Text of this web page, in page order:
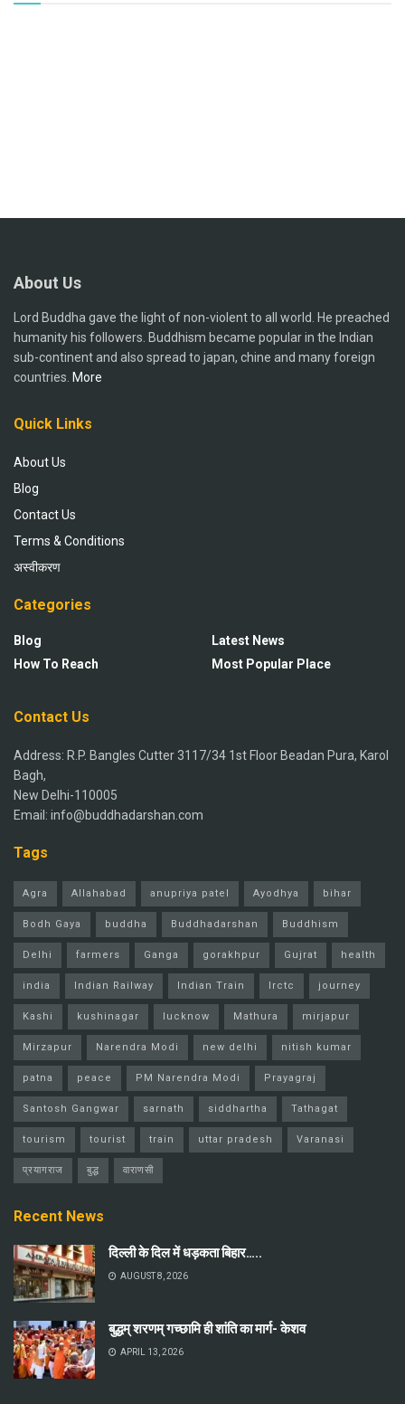
About Us
Lord Buddha gave the light of non-violent to all world. He preached
humanity his followers. Buddhism became popular in the Indian
sub-continent and also spread to japan, chine and many foreign
countries. More
Quick Links
About Us
Blog
Contact Us
Terms & Conditions
अस्वीकरण
Categories
Blog
How To Reach
Latest News
Most Popular Place
Contact Us
Address: R.P. Bangles Cutter 3117/34 1st Floor Beadan Pura, Karol
Bagh,
New Delhi-110005
Email: info@buddhadarshan.com
Tags
Agra Allahabad anupriya patel Ayodhya bihar
Bodh Gaya buddha Buddhadarshan Buddhism
Delhi farmers Ganga gorakhpur Gujrat health
india Indian Railway Indian Train Irctc journey
Kashi kushinagar lucknow Mathura mirjapur
Mirzapur Narendra Modi new delhi nitish kumar
patna peace PM Narendra Modi Prayagraj
Santosh Gangwar sarnath siddhartha Tathagat
tourism tourist train uttar pradesh Varanasi
प्रयागराज बुद्ध वाराणसी
Recent News
दिल्ली के दिल में धड़कता बिहार…..
AUGUST 8, 2026
बुद्धम् शरणम् गच्छामि ही शांति का मार्ग- केशव
APRIL 13, 2026